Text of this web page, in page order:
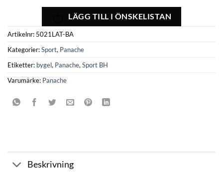
LÄGG TILL I ÖNSKELISTAN
Artikelnr: 5021LAT-BA
Kategorier:Sport, Panache
Etiketter: bygel, Panache, Sport BH
Varumärke: Panache
Beskrivning